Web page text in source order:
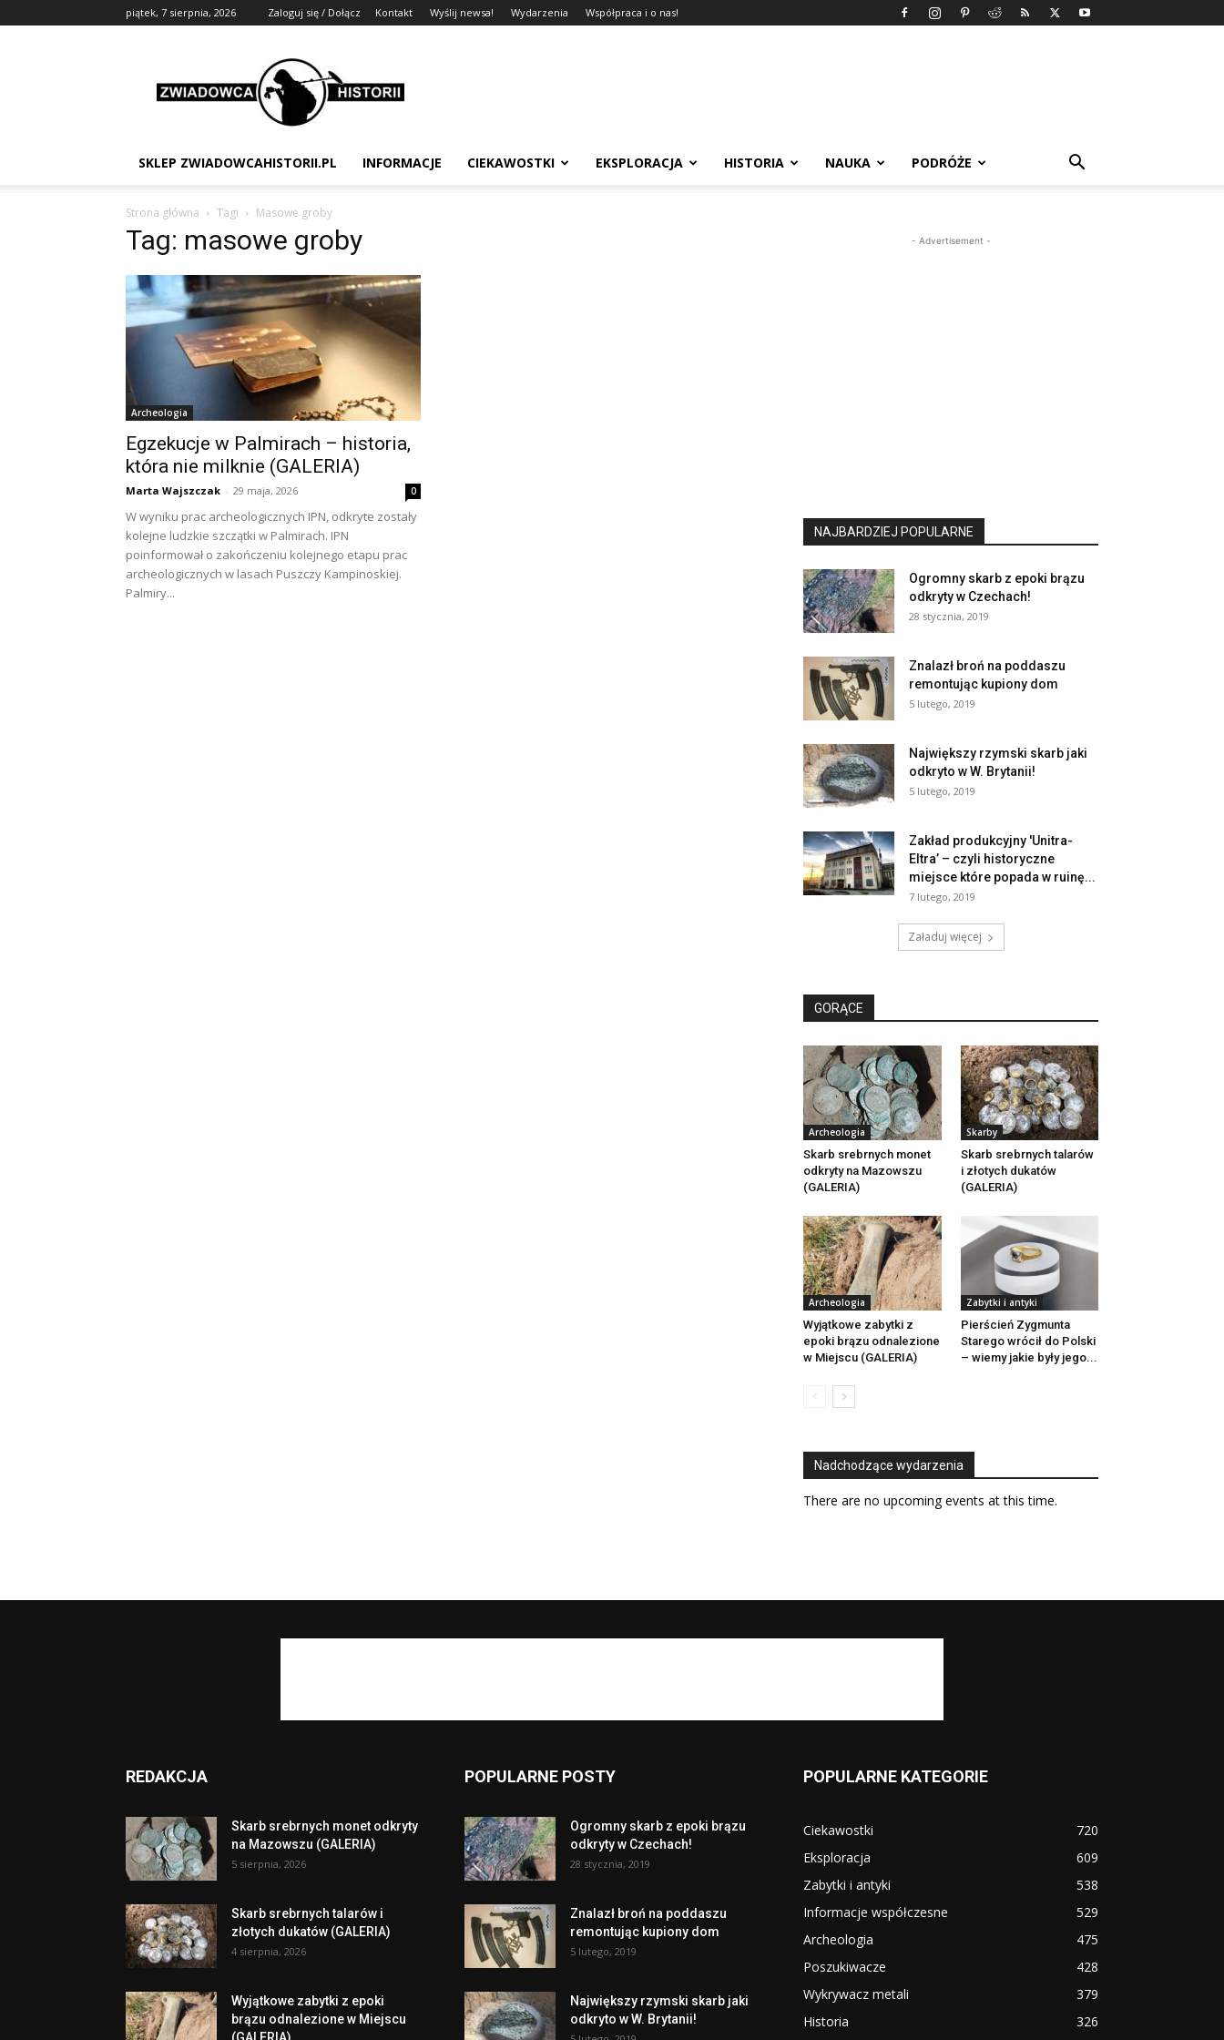
piątek, 7 sierpnia, 2026 Zaloguj się / Dołącz Kontakt Wyślij newsa! Wydarzenia Współpraca i o nas!
Zwiadowca
Historii
SKLEP ZWIADOWCAHISTORII.PL INFORMACJE CIEKAWOSTKI EKSPLORACJA HISTORIA NAUKA PODRÓŻE
Strona główna Tagi Masowe groby
Tag: masowe groby
Archeologia
Egzekucje w Palmirach – historia,
która nie milknie (GALERIA)
Marta Wajszczak - 29 maja, 2026 0
W wyniku prac archeologicznych IPN, odkryte zostały
kolejne ludzkie szczątki w Palmirach. IPN
poinformował o zakończeniu kolejnego etapu prac
archeologicznych w lasach Puszczy Kampinoskiej.
Palmiry...
- Advertisement -
NAJBARDZIEJ POPULARNE
Ogromny skarb z epoki brązu
odkryty w Czechach!
28 stycznia, 2019
Znalazł broń na poddaszu
remontując kupiony dom
5 lutego, 2019
Największy rzymski skarb jaki
odkryto w W. Brytanii!
5 lutego, 2019
Zakład produkcyjny 'Unitra-
Eltra’ – czyli historyczne
miejsce które popada w ruinę...
7 lutego, 2019
Załaduj więcej
GORĄCE
Archeologia
Skarb srebrnych monet
odkryty na Mazowszu
(GALERIA)
Skarby
Skarb srebrnych talarów
i złotych dukatów
(GALERIA)
Archeologia
Wyjątkowe zabytki z
epoki brązu odnalezione
w Miejscu (GALERIA)
Zabytki i antyki
Pierścień Zygmunta
Starego wrócił do Polski
– wiemy jakie były jego...
Nadchodzące wydarzenia
There are no upcoming events at this time.
REDAKCJA
Skarb srebrnych monet odkryty
na Mazowszu (GALERIA)
5 sierpnia, 2026
Skarb srebrnych talarów i
złotych dukatów (GALERIA)
4 sierpnia, 2026
Wyjątkowe zabytki z epoki
brązu odnalezione w Miejscu
POPULARNE POSTY
Ogromny skarb z epoki brązu
odkryty w Czechach!
28 stycznia, 2019
Znalazł broń na poddaszu
remontując kupiony dom
5 lutego, 2019
Największy rzymski skarb jaki
odkryto w W. Brytanii!
POPULARNE KATEGORIE
Ciekawostki
720
Eksploracja
609
Zabytki i antyki
538
Informacje współczesne
529
Archeologia
475
Poszukiwacze
428
Wykrywacz metali
379
Historia
326